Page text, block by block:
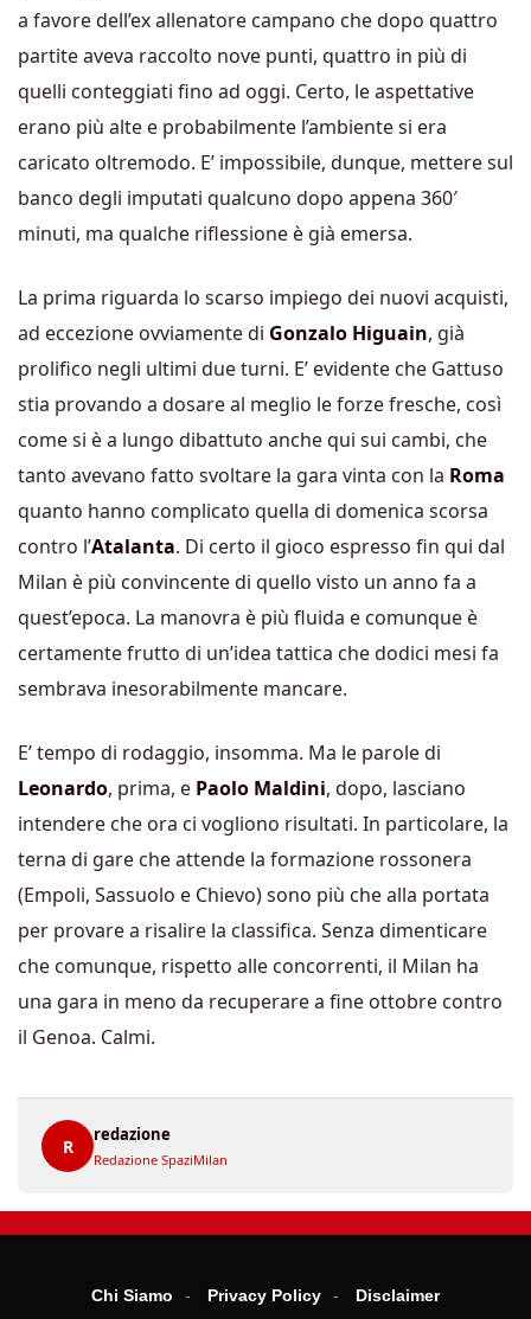
a favore dell’ex allenatore campano che dopo quattro
partite aveva raccolto nove punti, quattro in più di
quelli conteggiati fino ad oggi. Certo, le aspettative
erano più alte e probabilmente l’ambiente si era
caricato oltremodo. E’ impossibile, dunque, mettere sul
banco degli imputati qualcuno dopo appena 360′
minuti, ma qualche riflessione è già emersa.
La prima riguarda lo scarso impiego dei nuovi acquisti,
ad eccezione ovviamente di Gonzalo Higuain, già
prolifico negli ultimi due turni. E’ evidente che Gattuso
stia provando a dosare al meglio le forze fresche, così
come si è a lungo dibattuto anche qui sui cambi, che
tanto avevano fatto svoltare la gara vinta con la Roma
quanto hanno complicato quella di domenica scorsa
contro l’Atalanta. Di certo il gioco espresso fin qui dal
Milan è più convincente di quello visto un anno fa a
quest’epoca. La manovra è più fluida e comunque è
certamente frutto di un’idea tattica che dodici mesi fa
sembrava inesorabilmente mancare.
E’ tempo di rodaggio, insomma. Ma le parole di
Leonardo, prima, e Paolo Maldini, dopo, lasciano
intendere che ora ci vogliono risultati. In particolare, la
terna di gare che attende la formazione rossonera
(Empoli, Sassuolo e Chievo) sono più che alla portata
per provare a risalire la classifica. Senza dimenticare
che comunque, rispetto alle concorrenti, il Milan ha
una gara in meno da recuperare a fine ottobre contro
il Genoa. Calmi.
R
redazione
Redazione SpaziMilan
Chi Siamo Privacy Policy Disclaimer